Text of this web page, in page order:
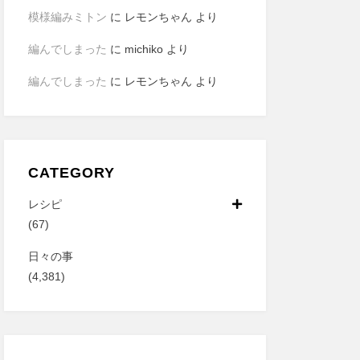
模様編みミトン に レモンちゃん より
編んでしまった に michikoより
編んでしまった に レモンちゃん より
CATEGORY
レシピ
(67)
日々の事
(4,381)